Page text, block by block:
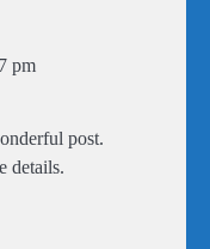
pm
post.
details.